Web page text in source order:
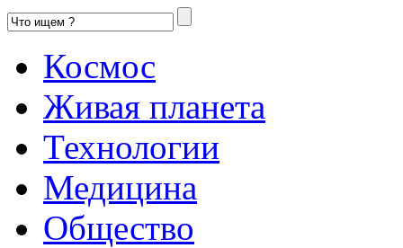
Космос
Живая планета
Технологии
Медицина
Общество